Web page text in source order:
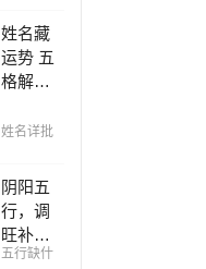
读您的
事业天
赋，扭
不利困
凶，未
来命运
全知
晓。
姓名藏
运势 五
格解一
名判断
吉凶，
你的名
字真的
适合你
姓名详批
阴阳五
行，调
旺补
缺，助
五行缺什